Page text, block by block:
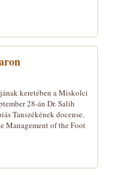
keretében a Miskolci
28-án Dr. Salih
Tanszékének docense.
Management of the Foot